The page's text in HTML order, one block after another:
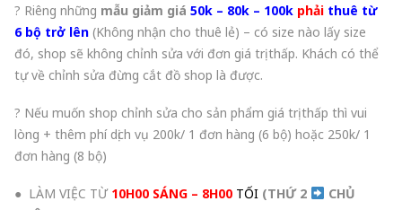
? Riêng những mẫu giảm giá 50k – 80k – 100k phải thuê từ
6 bộ trở lên (Không nhận cho thuê lẻ) – có size nào lấy size
đó, shop sẽ không chỉnh sửa với đơn giá trị thấp. Khách có thể
tự về chỉnh sửa đừng cắt đồ shop là được.
? Nếu muốn shop chỉnh sửa cho sản phẩm giá trị thấp thì vui
lòng + thêm phí dịch vụ 200k/ 1 đơn hàng (6 bộ) hoặc 250k/ 1
đơn hàng (8 bộ)
● LÀM VIỆC TỪ 10H00 SÁNG – 8H00 TỐI (THỨ 2
CHỦ